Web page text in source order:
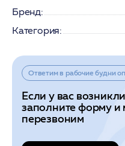
Бренд:
Категория:
Ответим в рабочие будни
Если у вас
заполните форму и
перезвоним